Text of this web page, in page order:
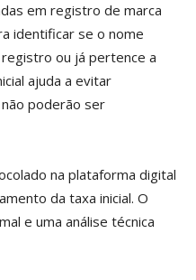
em registro de marca
identificar se o nome
ou já pertence a
ajuda a evitar
poderão ser
na plataforma digital
da taxa inicial. O
e uma análise técnica